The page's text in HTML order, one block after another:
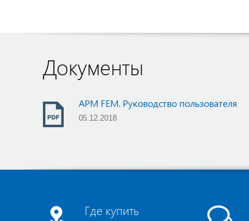
Документы
APM FEM. Руководство пользователя
05.12.2018
Где купить